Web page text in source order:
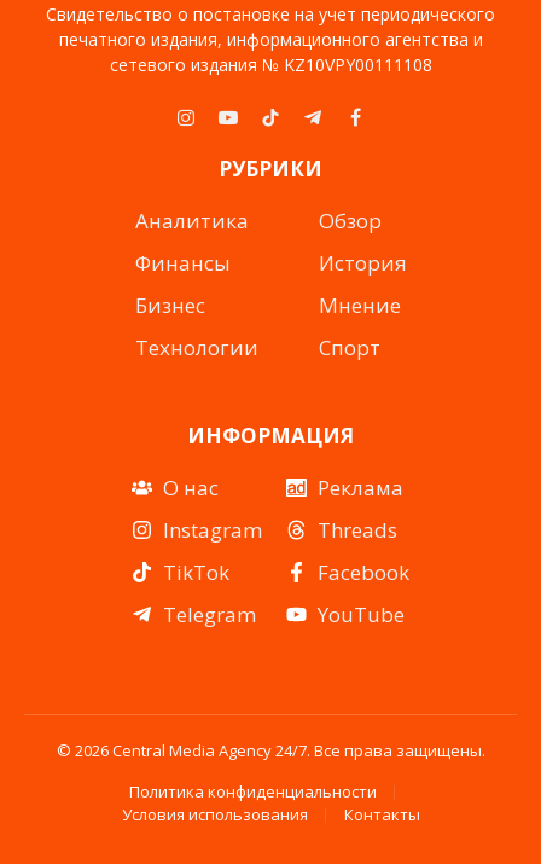
Свидетельство о постановке на учет периодического
печатного издания, информационного агентства и
сетевого издания № KZ10VPY00111108
Instagram
YouTubeTikTokTelegramFacebook
РУБРИКИ
Аналитика
Финансы
Бизнес
Технологии
Обзор
История
Мнение
Спорт
ИНФОРМАЦИЯ
О нас
Instagram
TikTok
Telegram
Реклама
Threads
Facebook
YouTube
© 2026 Central Media Agency 24/7. Все права защищены.
Политика конфиденциальности
Условия использования
Контакты